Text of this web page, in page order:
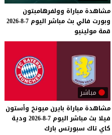
مشاهدة مباراة وولفرهامبتون
وبورت فالي بث مباشر اليوم 7-8-2026
قمة مولينيو
مباشر
مشاهدة مباراة بايرن ميونخ وأستون
فيلا بث مباشر اليوم 7-8-2026
ودية
كاي تاك سبورتس بارك